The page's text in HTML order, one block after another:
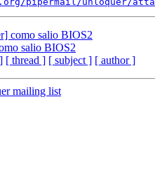
como salio BIOS2
salio BIOS2
[ thread ] [ subject ] [ author ]
mailing list